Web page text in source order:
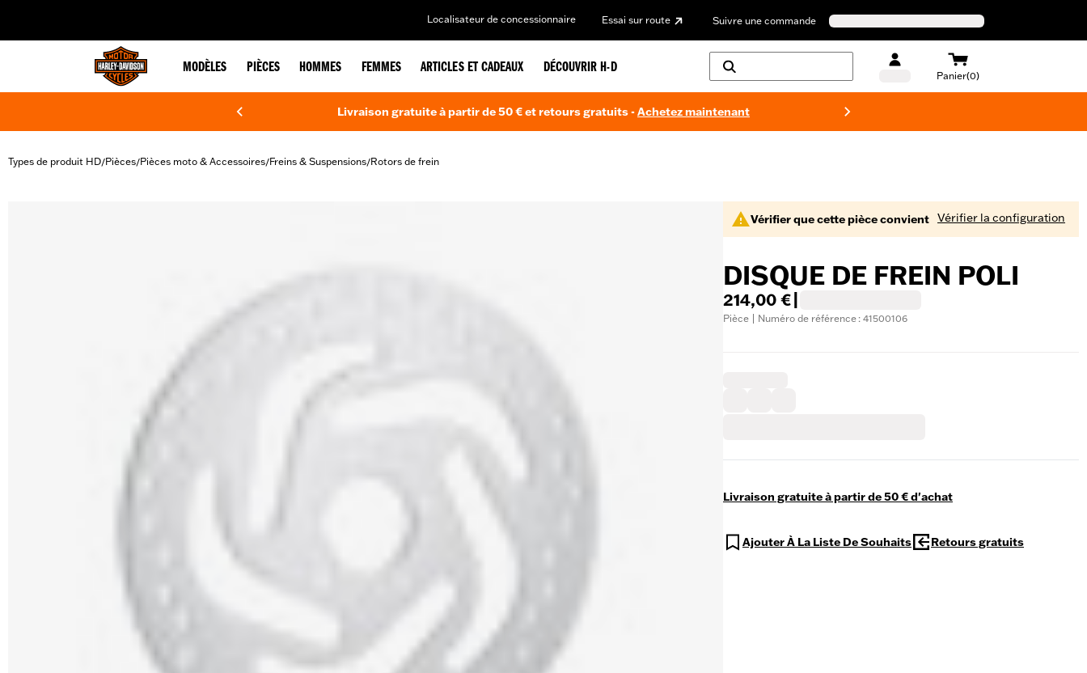
Localisateur de concessionnaire Essai sur route Suivre une commande
MODÈLES PIÈCES HOMMES FEMMES ARTICLES ET CADEAUX DÉCOUVRIR H-D
Panier(0)
Livraison gratuite à partir de 50 € et retours gratuits -Achetez maintenant
Types de produit HD/Pièces/Pièces moto & Accessoires/Freins & Suspensions/Rotors de frein
Vérifier que cette pièce convient Vérifier la configuration
DISQUE DE FREIN POLI
214,00 €
Pièce | Numéro de référence : 41500106
Livraison gratuite à partir de 50 € d'achat
Ajouter À La Liste De Souhaits Retours gratuits